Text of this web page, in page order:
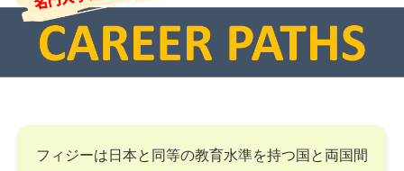
フィジーは日本と同等の教育水準を持つ国と両国間